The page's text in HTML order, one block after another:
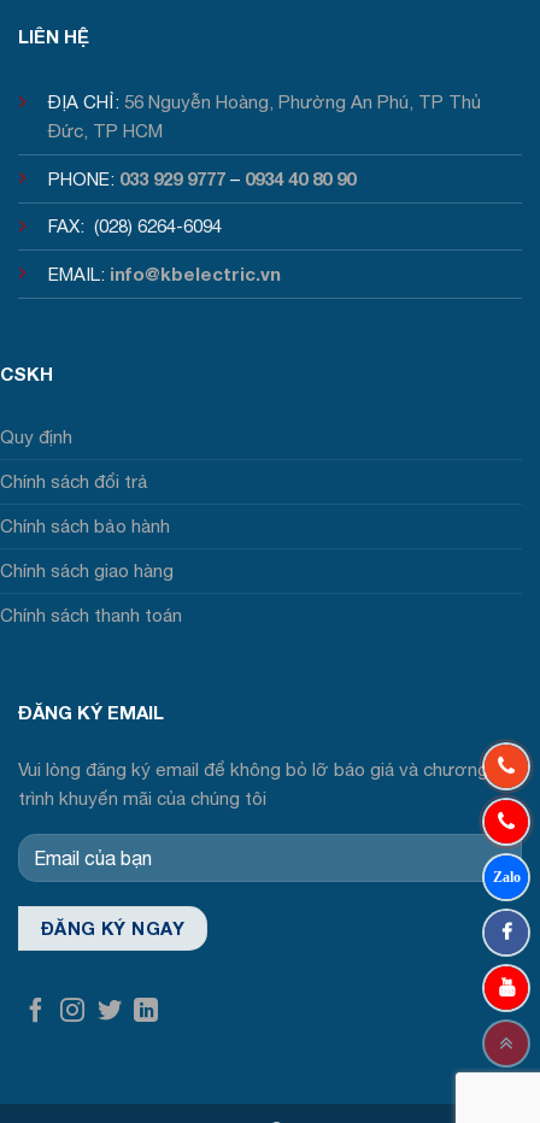
LIÊN HỆ
ĐỊA CHỈ: 56 Nguyễn Hoàng, Phường An Phú, TP Thủ
Đức, TP HCM
PHONE: 033 929 9777 – 0934 40 80 90
FAX: (028) 6264-6094
EMAIL: info@kbelectric.vn
CSKH
Quy định
Chính sách đổi trả
Chính sách bảo hành
Chính sách giao hàng
Chính sách thanh toán
ĐĂNG KÝ EMAIL
Vui lòng đăng ký email để không bỏ lỡ báo giá và chương
trình khuyến mãi của chúng tôi